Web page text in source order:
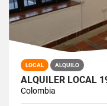
LOCAL ALQUILO
Colombia